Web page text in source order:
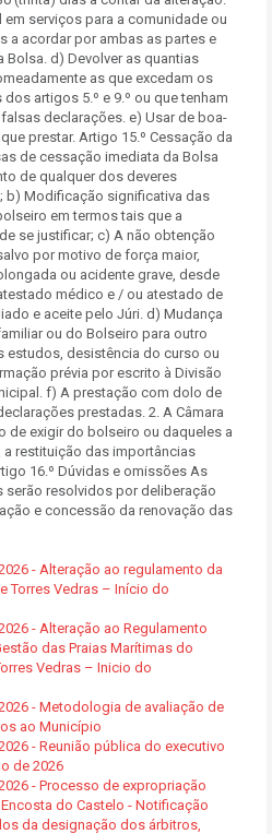
- Alteração ao regulamento da
Torres Vedras – Início do
- Alteração ao Regulamento
das Praias Marítimas do
Vedras – Inicio do
- Metodologia de avaliação de
ao Município
- Reunião pública do executivo
de 2026
- Processo de expropriação
do Castelo - Notificação
da designação dos árbitros,